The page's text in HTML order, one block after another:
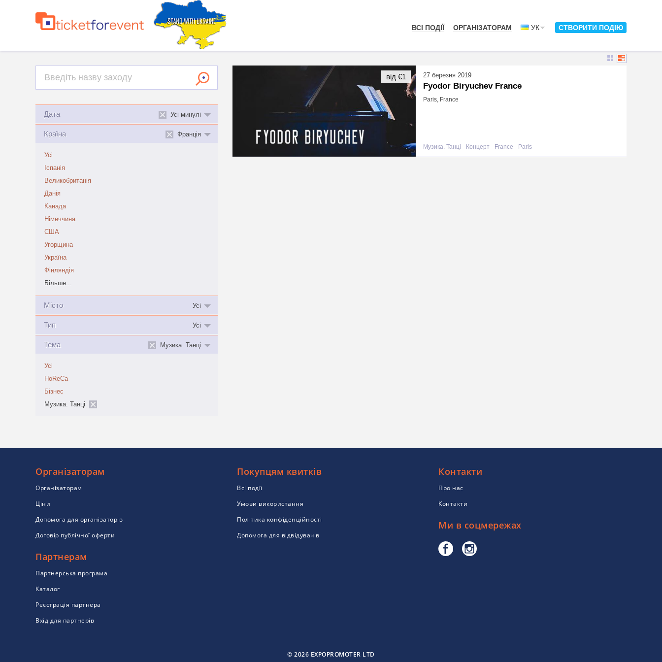
ВСІ ПОДІЇ ОРГАНІЗАТОРАМ УК СТВОРИТИ ПОДІЮ
Дата Усі минулі
Країна Франція
Усі
Іспанія
Великобританія
Данія
Канада
Німеччина
США
Угорщина
Україна
Фінляндія
Більше...
Місто Усі
Тип Усі
Тема Музика. Танці
Усі
HoReCa
Бізнес
Музика. Танці
27 березня 2019
Fyodor Biryuchev France
Paris, France
Музика. Танці Концерт France Paris
від €1
Організаторам
Організаторам
Ціни
Допомога для організаторів
Договір публічної оферти
Партнерам
Партнерська програма
Каталог
Реєстрація партнера
Вхід для партнерів
Покупцям квитків
Всі події
Умови використання
Політика конфіденційності
Допомога для відвідувачів
Контакти
Про нас
Контакти
Ми в соцмережах
© 2026 EXPOPROMOTER LTD